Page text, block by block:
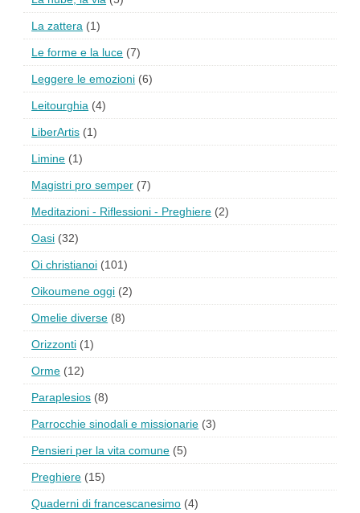
La zattera (1)
Le forme e la luce (7)
Leggere le emozioni (6)
Leitourghia (4)
LiberArtis (1)
Limine (1)
Magistri pro semper (7)
Meditazioni - Riflessioni - Preghiere (2)
Oasi (32)
Oi christianoi (101)
Oikoumene oggi (2)
Omelie diverse (8)
Orizzonti (1)
Orme (12)
Paraplesios (8)
Parrocchie sinodali e missionarie (3)
Pensieri per la vita comune (5)
Preghiere (15)
Quaderni di francescanesimo (4)